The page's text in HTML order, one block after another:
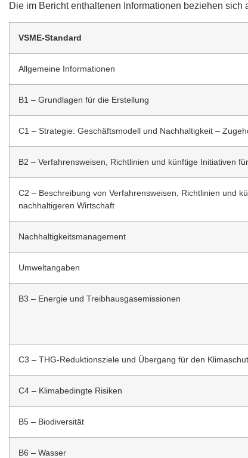
Die im Bericht enthaltenen Informationen beziehen
VSME-Standard
Allgemeine Informationen
B1 – Grundlagen für die Erstellung
C1 – Strategie: Geschäftsmodell und Nachhaltigkeit –
B2 – Verfahrensweisen, Richtlinien und künftige Initiativen
C2 – Beschreibung von Verfahrensweisen, Richtlinien und
nachhaltigeren Wirtschaft
Nachhaltigkeitsmanagement
Umweltangaben
B3 – Energie und Treibhausgasemissionen
C3 – THG-Reduktionsziele und Übergang für den
C4 – Klimabedingte Risiken
B5 – Biodiversität
B6 – Wasser